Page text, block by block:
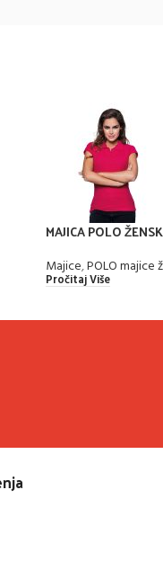
MAJICA POLO
Majice,POLO majice
Pročitaj Više